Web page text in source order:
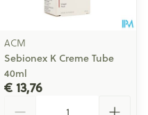
ACM
Sebionex K Creme Tube
40ml
€ 13,76